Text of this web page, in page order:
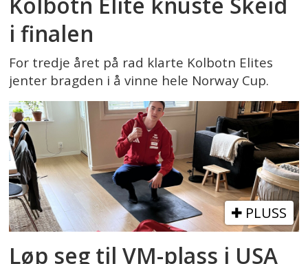
i finalen
For tredje året på rad klarte Kolbotn Elites
jenter bragden i å vinne hele Norway Cup.
PLUSS
Løp seg til VM-plass i USA